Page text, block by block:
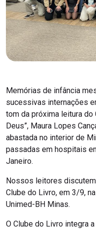
Memórias de infância
sucessivas internações
tom da próxima leitura do
Deus”, Maura Lopes
abastada no interior de
passadas em hospitais
Janeiro.
Nossos leitores
Clube do Livro, em 3/9,
Unimed-BH Minas.
O Clube do Livro integra